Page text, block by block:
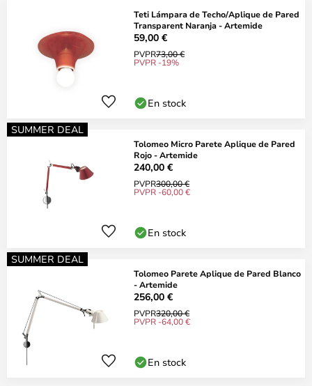
Teti Lámpara de Techo/Aplique de Pared
Transparent Naranja - Artemide
59,00 €
PVPR73,00 €
PVPR -19%
En stock
SUMMER DEAL
Tolomeo Micro Parete Aplique de Pared
Rojo - Artemide
240,00 €
PVPR300,00 €
PVPR -60,00 €
En stock
SUMMER DEAL
Tolomeo Parete Aplique de Pared Blanco
- Artemide
256,00 €
PVPR320,00 €
PVPR -64,00 €
En stock